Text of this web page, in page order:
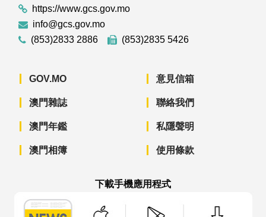
https://www.gcs.gov.mo
info@gcs.gov.mo
(853)2833 2886
(853)2835 5426
GOV.MO
澳門雜誌
澳門年鑑
澳門相簿
意見信箱
聯絡我們
私隱聲明
使用條款
下載手機應用程式